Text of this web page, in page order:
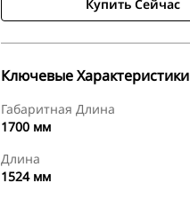
Купить Сейчас
Ключевые Характеристики
Габаритная Длина
1700 мм
Длина
1524 мм